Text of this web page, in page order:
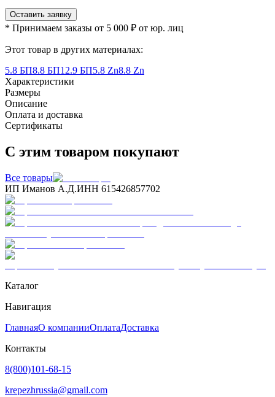
Оставить заявку
* Принимаем заказы от 5 000 ₽ от юр. лиц
Этот товар в других материалах:
5.8 БП8.8 БП12.9 БП5.8 Zn8.8 Zn
Характеристики
Размеры
Описание
Оплата и доставка
Сертификаты
С этим товаром покупают
Все товары
ИП Иманов А.Д.ИНН 615426857702
Каталог
Навигация
ГлавнаяО компанииОплатаДоставка
Контакты
8(800)101-68-15
krepezhrussia@gmail.com